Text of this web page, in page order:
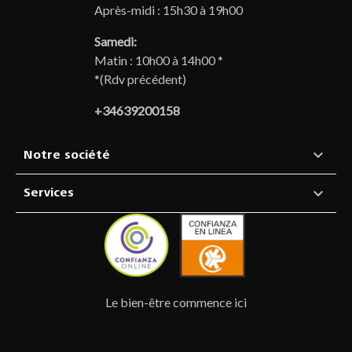
Après-midi : 15h30 à 19h00
Samedi:
Matin : 10h00 à 14h00 *
*(Rdv précédent)
+34639200158
Notre société 
Services 
Le bien-être commence ici